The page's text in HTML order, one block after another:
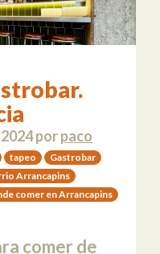
porpaco
tapeo
Gastrobar
Arrancapins
comer en Arrancapins
comer de